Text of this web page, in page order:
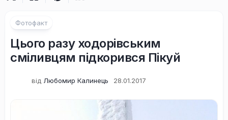
Фотофакт
Цього разу ходорівським
сміливцям підкорився Пікуй
від Любомир Калинець 28.01.2017